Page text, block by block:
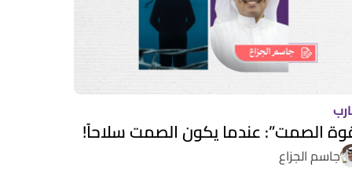
الصمت”: عندما يكون الصمت سلاحاً!
جاسم الجزاع